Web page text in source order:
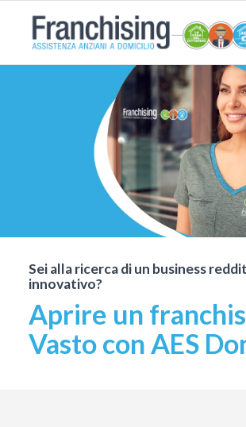
Sei alla ricerca di un business
innovativo?
Aprire un
Vasto con AES